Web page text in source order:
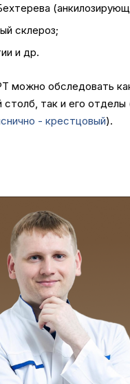
склероз;
и др.
можно обследовать
столб, так и его
- крестцовый).